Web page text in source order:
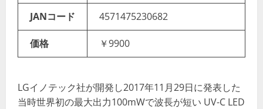
JANコード 4571475230682
価格 ￥9900
LGイノテック社が開発し2017年11月29日に発表した
当時世界初の最大出力100mWで波長が短い UV-C LED